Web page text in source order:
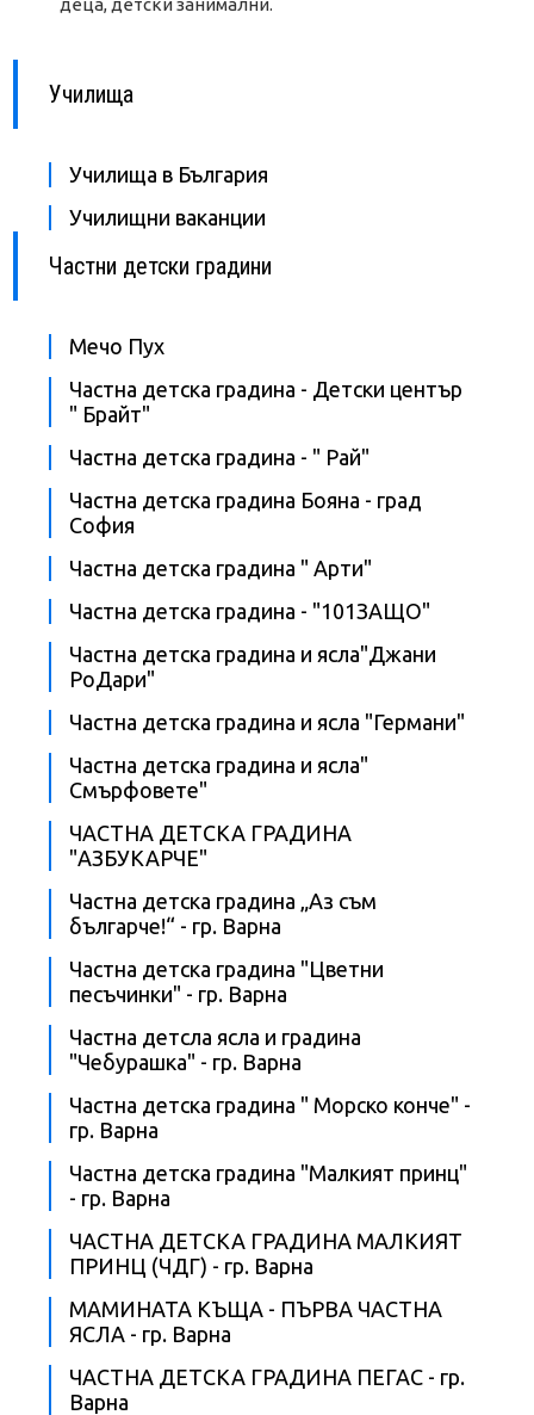
деца, детски занимални.
Училища
Училища в България
Училищни ваканции
Частни детски градини
Мечо Пух
Частна детска градина - Детски център
" Брайт"
Частна детска градина - " Рай"
Частна детска градина Бояна - град
София
Частна детска градина " Арти"
Частна детска градина - "101ЗАЩО"
Частна детска градина и ясла"Джани
РоДари"
Частна детска градина и ясла "Германи"
Частна детска градина и ясла"
Смърфовете"
ЧАСТНА ДЕТСКА ГРАДИНА
"АЗБУКАРЧЕ"
Частна детска градина „Аз съм
българче!“ - гр. Варна
Частна детска градина "Цветни
песъчинки" - гр. Варна
Частна детсла ясла и градина
"Чебурашка" - гр. Варна
Частна детска градина " Морско конче" -
гр. Варна
Частна детска градина "Малкият принц"
- гр. Варна
ЧАСТНА ДЕТСКА ГРАДИНА МАЛКИЯТ
ПРИНЦ (ЧДГ) - гр. Варна
МАМИНАТА КЪЩА - ПЪРВА ЧАСТНА
ЯСЛА - гр. Варна
ЧАСТНА ДЕТСКА ГРАДИНА ПЕГАС - гр.
Варна